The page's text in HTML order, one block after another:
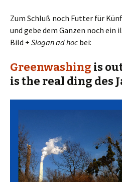
Zum Schluß noch Futter für
und gebe dem Ganzen noch
Bild + Slogan ad hoc bei:
Greenwashing is
isthe real ding des